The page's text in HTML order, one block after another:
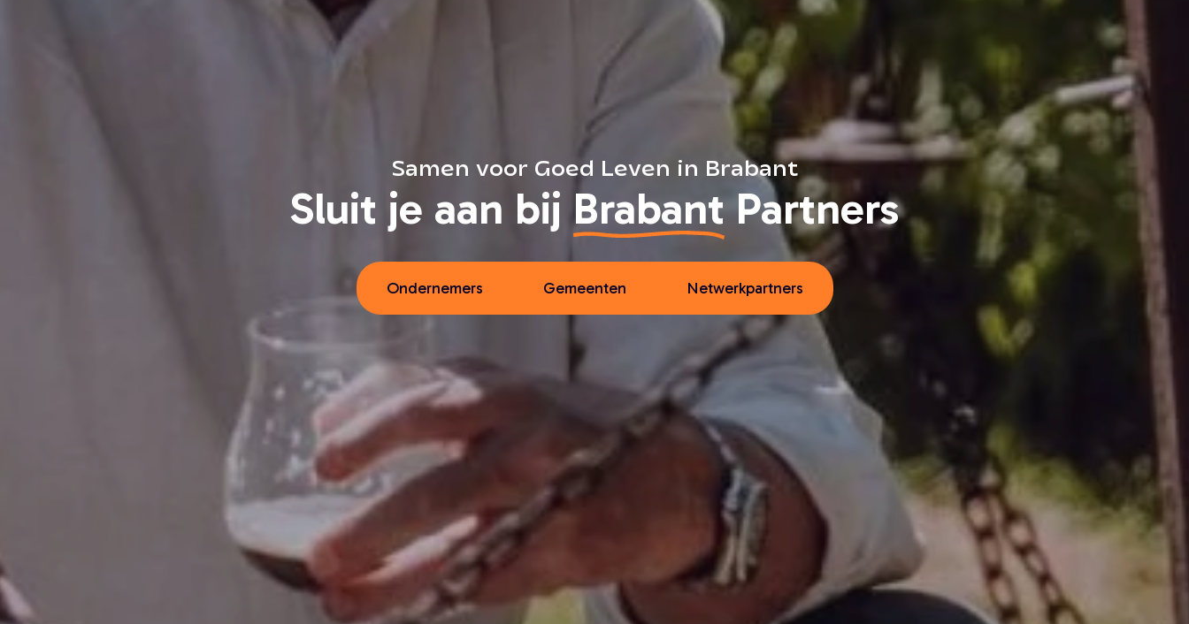
Samen voor Goed Leven in Brabant
Sluit je aan bij BrabantPartners
Ondernemers Gemeenten Netwerkpartners